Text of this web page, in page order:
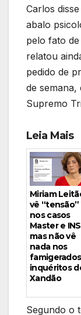
Carlos
abalo
pelo fato
relatou
pedido de
de semana,
Supremo
Leia Mais
Miriam
vê “tensão”
nos casos
Master e
mas não vê
nada nos
famigerados
inquéritos
Xandão
Segundo o